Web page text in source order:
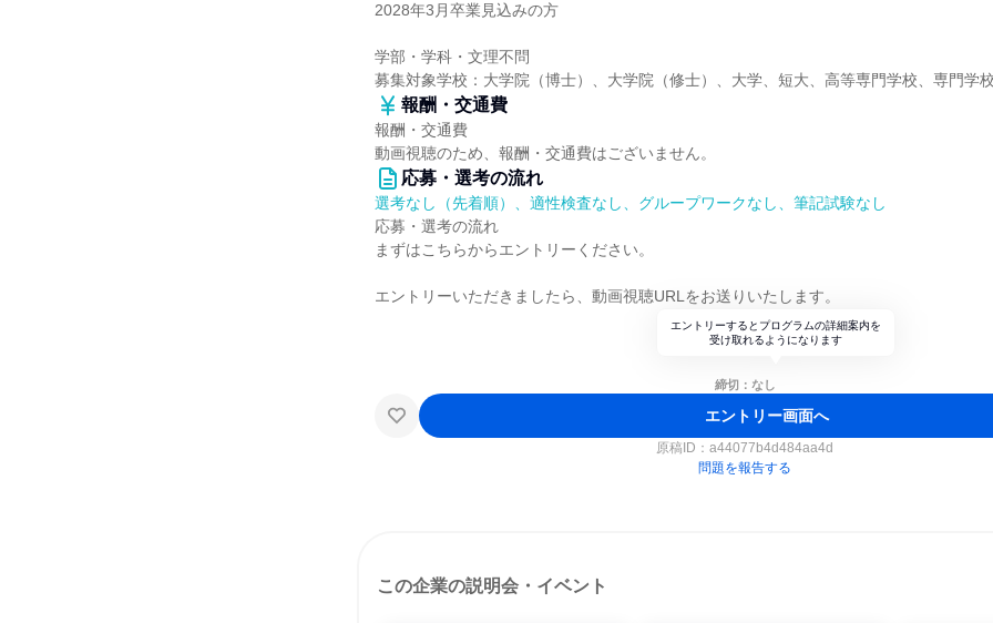
2028年3月卒業見込みの方
学部・学科・文理不問
募集対象学校：大学院（博士）、大学院（修士）、大学、短大、高等専門学校、専門学
報酬・交通費
報酬・交通費
動画視聴のため、報酬・交通費はございません。
応募・選考の流れ
選考なし（先着順）、適性検査なし、グループワークなし、筆記試験なし
応募・選考の流れ
まずはこちらからエントリーください。
エントリーいただきましたら、動画視聴URLをお送りいたします。
エントリーするとプログラムの詳細案内を
受け取れるようになります
締切：なし
エントリー画面へ
原稿ID： a44077b4d484aa4d
問題を報告する
この企業の説明会・イベント